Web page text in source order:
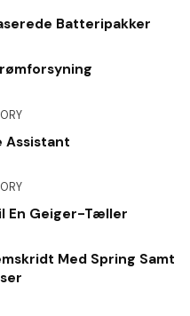
Batteripakker
Assistant
En Geiger-Tæller
Med Spring Samt